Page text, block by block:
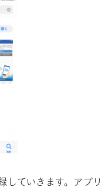
していきます。アプリ